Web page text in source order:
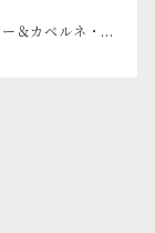
＆カベルネ・ソ
2022